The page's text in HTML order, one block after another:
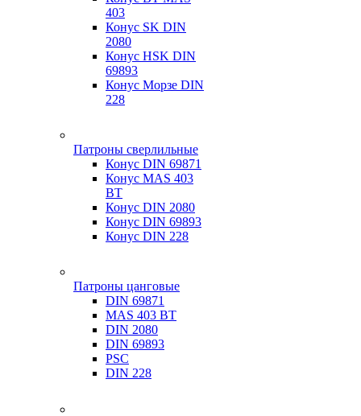
403
Конус SK DIN
2080
Конус HSK DIN
69893
Конус Морзе DIN
228
Патроны сверлильные
Конус DIN 69871
Конус MAS 403
BT
Конус DIN 2080
Конус DIN 69893
Конус DIN 228
Патроны цанговые
DIN 69871
MAS 403 BT
DIN 2080
DIN 69893
PSC
DIN 228